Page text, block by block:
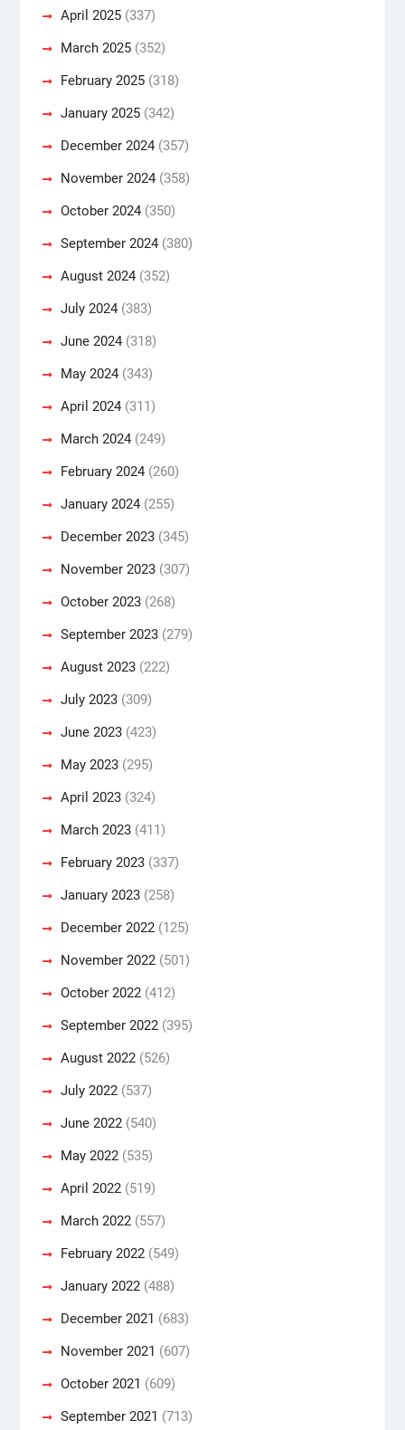
April 2025(337)
March 2025(352)
February 2025(318)
January 2025(342)
December 2024(357)
November 2024(358)
October 2024(350)
September 2024(380)
August 2024(352)
July 2024(383)
June 2024(318)
May 2024(343)
April 2024(311)
March 2024(249)
February 2024(260)
January 2024(255)
December 2023(345)
November 2023(307)
October 2023(268)
September 2023(279)
August 2023(222)
July 2023(309)
June 2023(423)
May 2023(295)
April 2023(324)
March 2023(411)
February 2023(337)
January 2023(258)
December 2022(125)
November 2022(501)
October 2022(412)
September 2022(395)
August 2022(526)
July 2022(537)
June 2022(540)
May 2022(535)
April 2022(519)
March 2022(557)
February 2022(549)
January 2022(488)
December 2021 (683)
November 2021 (607)
October 2021 (609)
September 2021 (713)